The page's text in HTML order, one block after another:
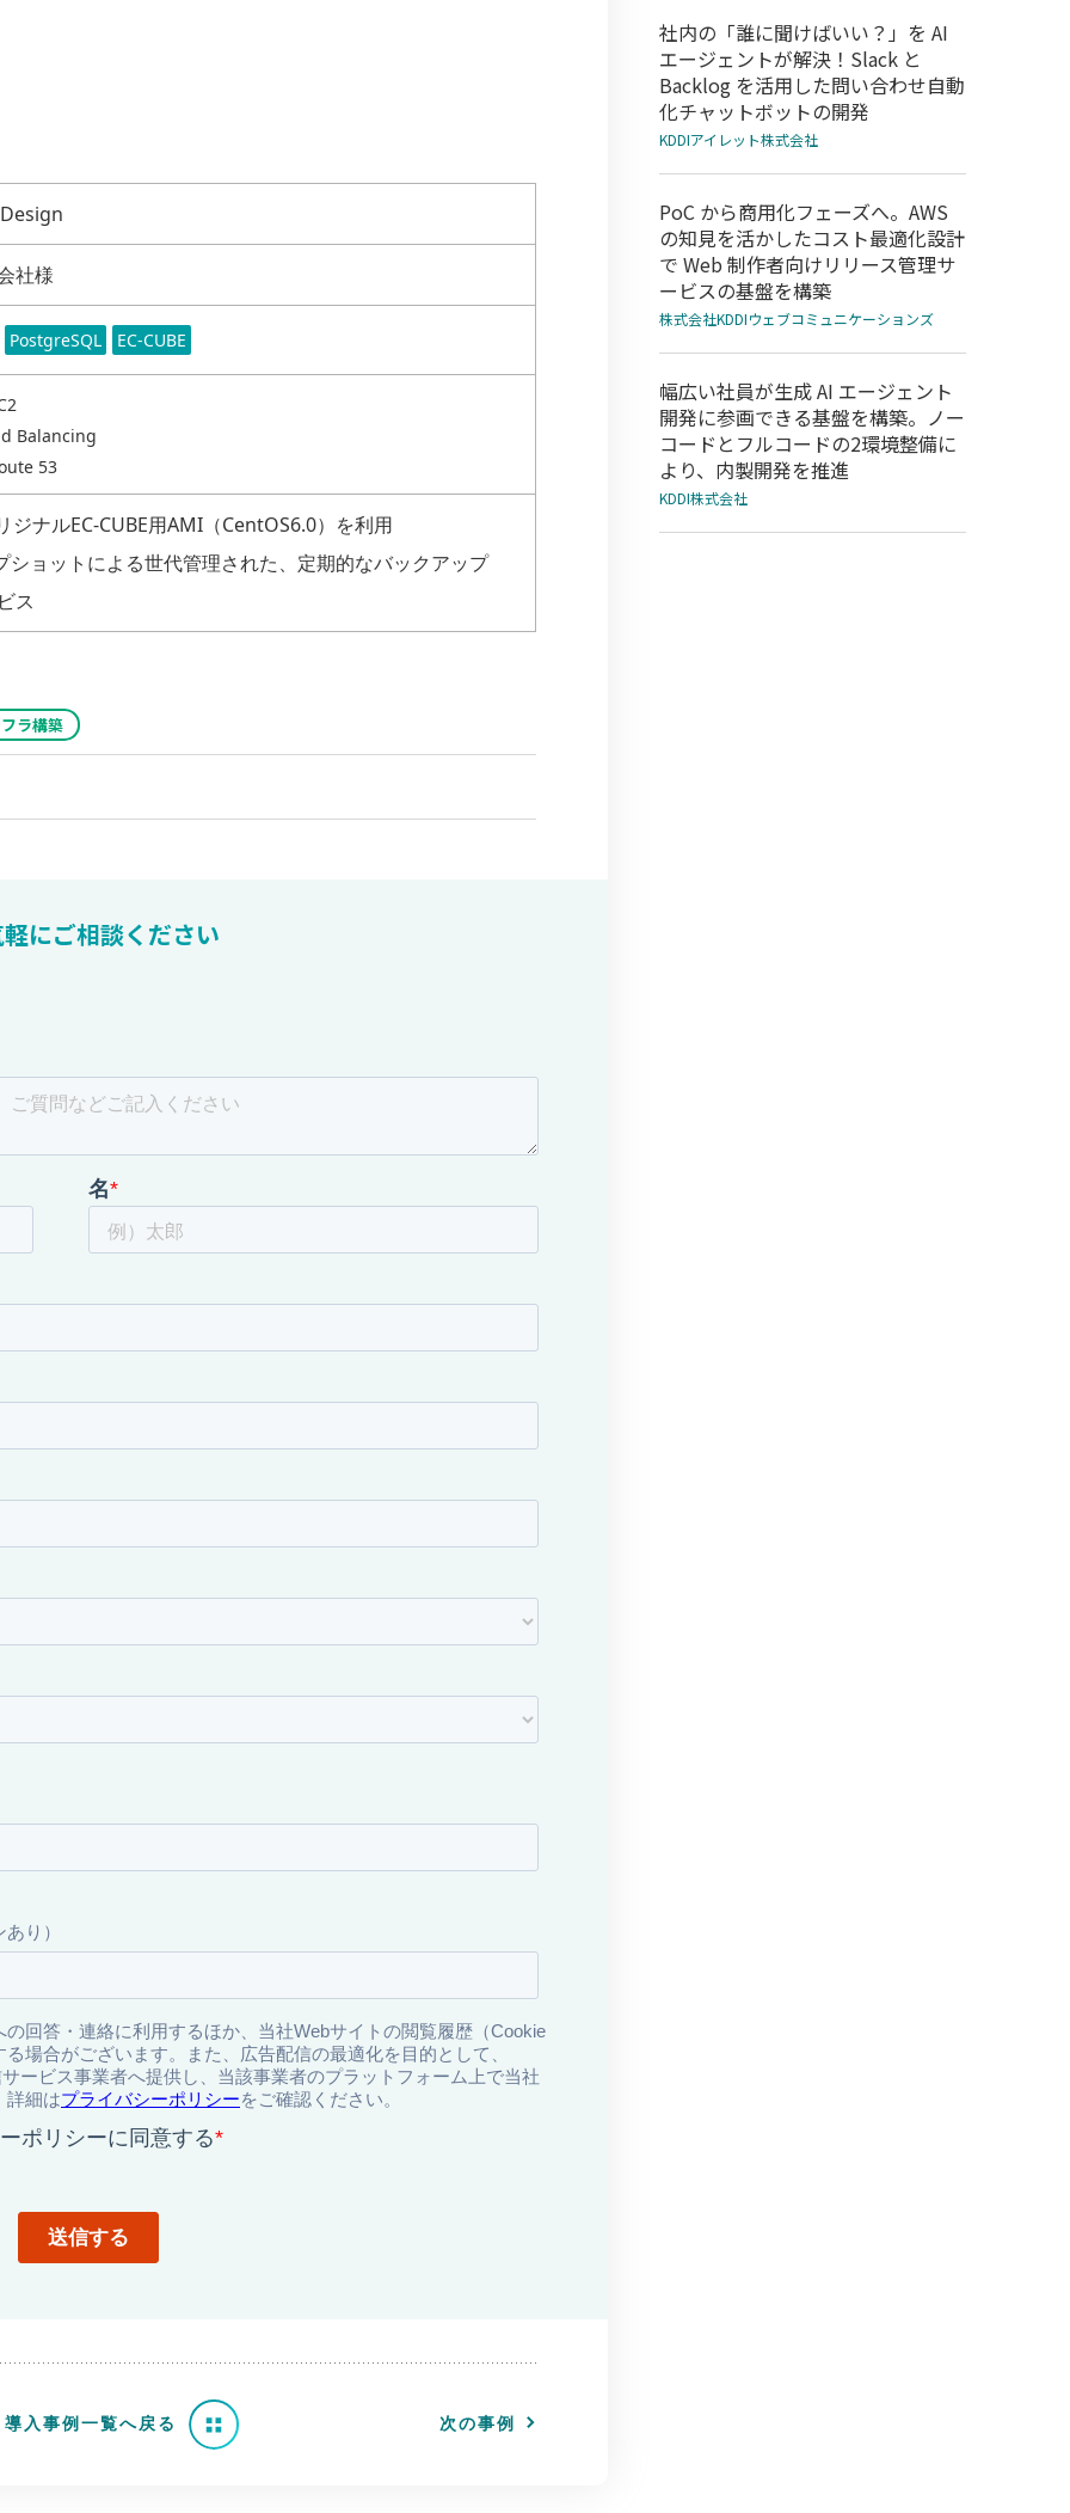
社様
PostgreSQL EC-CUBE
Balancing
53
ナルEC-CUBE用AMI（CentOS6.0）を利用
ショットによる世代管理された、定期的なバックアップ
ス
ラ構築
にご相談ください
導入事例一覧へ戻る 次の事例
社内の「誰に聞けばいい？」を AI
エージェントが解決！Slack と
Backlog を活用した問い合わせ自動
化チャットボットの開発
KDDIアイレット株式会社
PoC から商用化フェーズへ。AWS
の知見を活かしたコスト最適化設計
で Web 制作者向けリリース管理サ
ービスの基盤を構築
株式会社KDDIウェブコミュニケーションズ
幅広い社員が生成 AI エージェント
開発に参画できる基盤を構築。ノー
コードとフルコードの2環境整備に
より、内製開発を推進
KDDI株式会社